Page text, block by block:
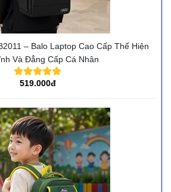
– Balo Laptop Cao Cấp Thể Hiện
Và Đẳng Cấp Cá Nhân
519.000đ